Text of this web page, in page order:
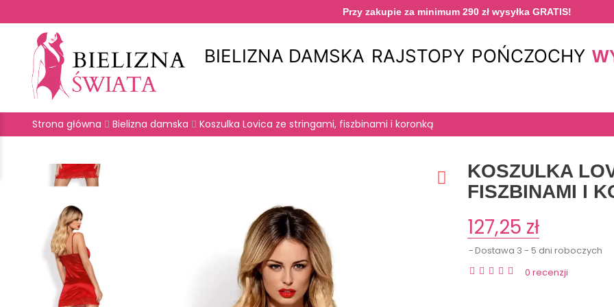
Przy zakupie za minimum 290 zł wysyłka GRATIS!
BIELIZNA DAMSKA RAJSTOPY POŃCZOCHY
Strona główna Bielizna damska Koszulka Lovica ze stringami, fiszbinami i koronką
KOSZULKA
FISZBINAMI I
127,25 zł
Dostawa 3 - 5 dni roboczych
0 recenzji